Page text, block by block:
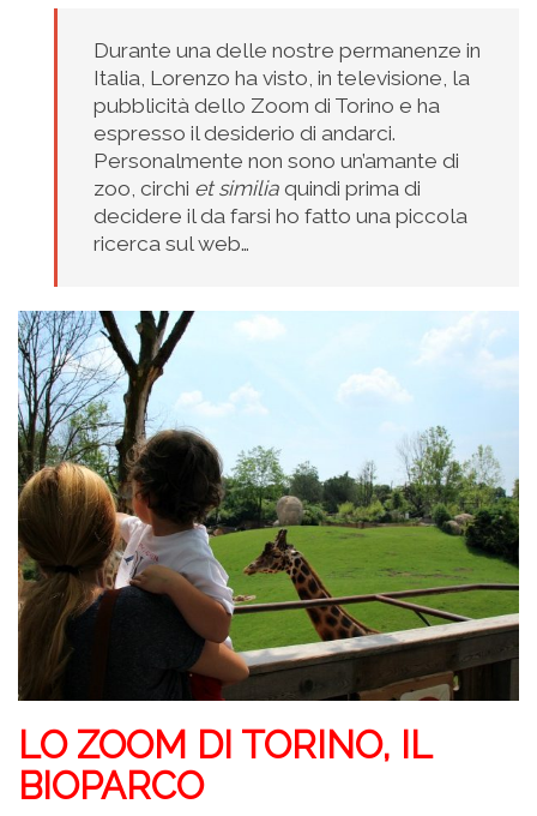
Durante una delle nostre permanenze in
Italia, Lorenzo ha visto, in televisione, la
pubblicità dello Zoom di Torino e ha
espresso il desiderio di andarci.
Personalmente non sono un’amante di
zoo, circhi et similia quindi prima di
decidere il da farsi ho fatto una piccola
ricerca sul web…
LO ZOOM DI TORINO, IL
BIOPARCO